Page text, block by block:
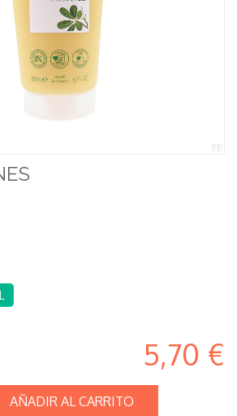
5,70 €
AÑADIR AL CARRITO